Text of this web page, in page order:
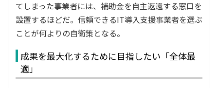
てしまった事業者には、補助金を自主返還する窓口を
設置するほどだ。信頼できるIT導入支援事業者を選ぶ
ことが何よりの自衛策となる。
成果を最大化するために目指したい「全体最
適」